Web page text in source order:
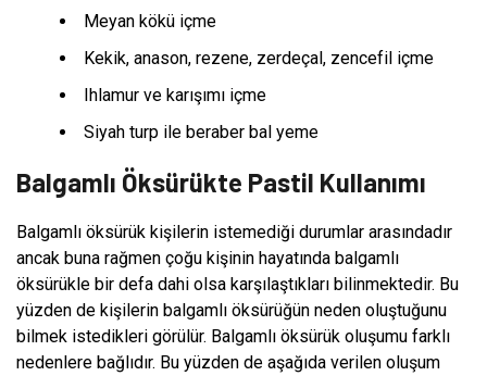
Meyan kökü içme
Kekik, anason, rezene, zerdeçal, zencefil içme
Ihlamur ve karışımı içme
Siyah turp ile beraber bal yeme
Balgamlı Öksürükte Pastil Kullanımı
Balgamlı öksürük kişilerin istemediği durumlar arasındadır
ancak buna rağmen çoğu kişinin hayatında balgamlı
öksürükle bir defa dahi olsa karşılaştıkları bilinmektedir. Bu
yüzden de kişilerin balgamlı öksürüğün neden oluştuğunu
bilmek istedikleri görülür. Balgamlı öksürük oluşumu farklı
nedenlere bağlıdır. Bu yüzden de aşağıda verilen oluşum